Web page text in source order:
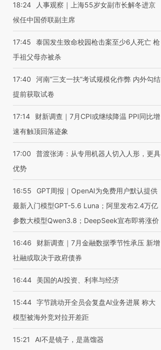
18:24
人事观察｜上海55岁女副市长解冬进京
候任中国侨联副主席
17:45
泰国发生致命校园枪击案至少6人死亡 枪
手祖父母亦被杀
17:40
河南“三支一扶”考试规模化作弊 内外勾结
提前获取试卷
17:14
财新调查｜7月CPI或继续降温 PPI同比增
速有触顶回落迹象
17:00
普渡张涛：从专用机器人切入人形，更具
优势
16:55
GPT周报｜OpenAI为免费用户默认提供
最新入门模型GPT-5.6 Luna；阿里发布2.4万亿
参数大模型Qwen3.8；DeepSeek宣布即将涨价
16:46
财新调查｜7月金融数据季节性承压 新增
社融或取决于政府债券
16:44 美国的AI投资、利率与经济
15:44 字节跳动开全员会复盘AI业务进展 称大
模型被海外竞对拉开差距
15:21 AI不是镜子，是蒸馏器